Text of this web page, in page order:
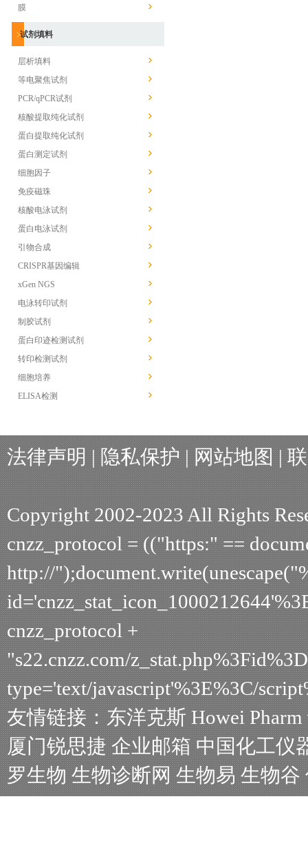
膜
试剂填料
层析填料
等电聚焦试剂
PCR/qPCR试剂
核酸提取纯化试剂
蛋白提取纯化试剂
蛋白测定试剂
细胞因子
免疫磁珠
核酸电泳试剂
蛋白电泳试剂
引物合成
CRISPR基因编辑
xGen NGS
电泳转印试剂
制胶试剂
蛋白印迹检测试剂
转印检测试剂
细胞培养
ELISA检测
法律声明 | 隐私保护 | 网站地图 |
Copyright 2002-2023 All Rights
cnzz_protocol = (("https:" ==
http://
cnzz_protocol +
"s22.cnzz.com/
type='text/javascript'%3E%3C/
友情链接： 东洋克斯 Howei Pharm
厦门锐思捷 企业邮箱 中国化工仪
罗生物 生物诊断网 生物易 生物谷